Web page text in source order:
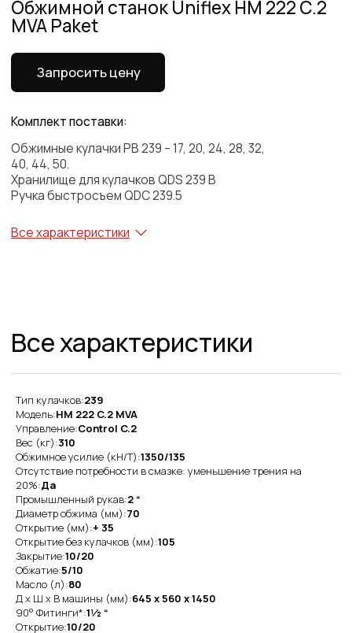
Хранилище для кулачков QDS 239 B
Ручка быстросъем QDC 239.5
Все характеристики
Тип кулачков:239
Модель:HM 222 C.2 MVA
Управление:Control C.2
Вес (кг):310
Обжимное усилие (кН/Т):1350/135
Отсутствие потребности в смазке: уменьшение трения на
20%:Да
Промышленный рукав:2 “
Диаметр обжима (мм):70
Открытие (мм):+ 35
Открытие без кулачков (мм):105
Закрытие:10/20
Обжатие:5/10
Масло (л):80
Д x Ш x В машины (мм):645 x 560 x 1450
90° Фитинги*:1½ “
Открытие:10/20
Оригинальная
продукция
Наша компания одна из немногих, кто еще
поставляет оригинальную продукцию Gates
с заводов Польши, Индии и США
Товары в наличии
на складе
Преимущества работы
с нами